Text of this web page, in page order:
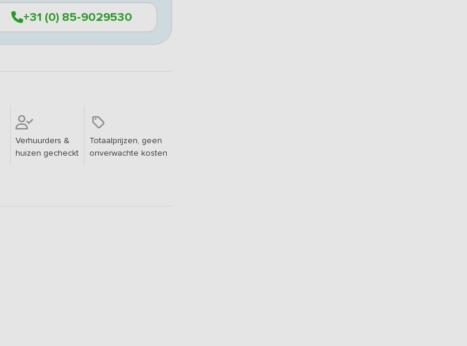
+31 (0) 85-9029530
Verhuurders &
huizen gecheckt
Totaalprijzen, geen
onverwachte kosten